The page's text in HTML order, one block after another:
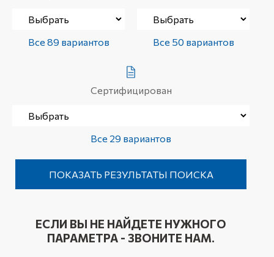
Все 89 вариантов Все 50 вариантов
Сертифицирован
Все 29 вариантов
ЕСЛИ ВЫ НЕ НАЙДЕТЕ НУЖНОГО
ПАРАМЕТРА - ЗВОНИТЕ НАМ.